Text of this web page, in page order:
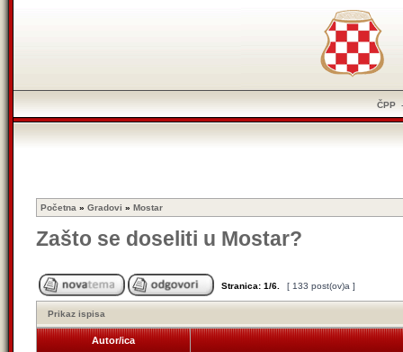
ČPP
Početna » Gradovi » Mostar
Zašto se doseliti u Mostar?
Stranica: 1/6 [ 133 post(ov)a ]
Prikaz ispisa
Autor/ica